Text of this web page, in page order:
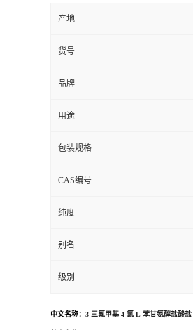
产地
货号
品牌
用途
包装规格
CAS编号
纯度
别名
级别
中文名称： 3-三氟甲基-4-氯-L-苯甘氨醇盐酸盐